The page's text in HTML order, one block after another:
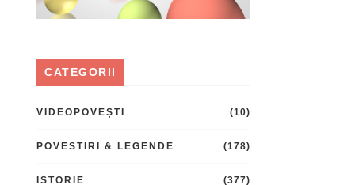
CATEGORII
VIDEOPOVEȘTI (10)
POVESTIRI & LEGENDE (178)
ISTORIE (377)